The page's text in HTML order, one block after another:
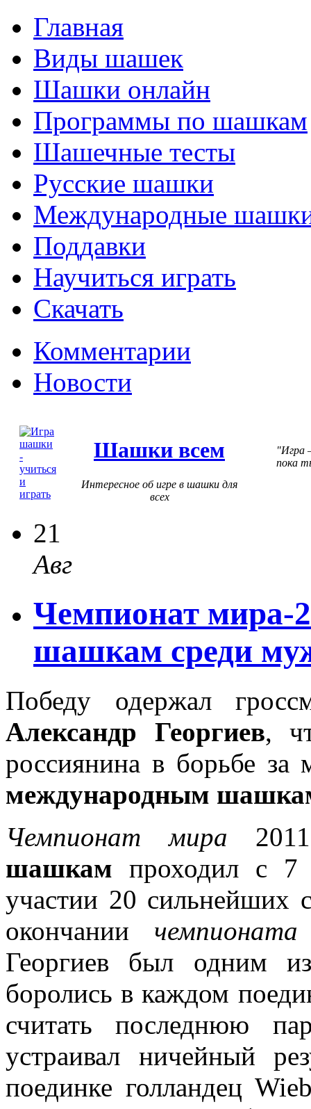
Главная
Виды шашек
Шашки онлайн
Программы по шашкам
Шашечные тесты
Русские шашки
Международные
Поддавки
Научиться играть
Скачать
Комментарии
Новости
Шашки всем
Интересное об игре в шашки для
всех
Игра
пока
21
Авг
Чемпионат мира-
шашкам среди
Победу одержал
Александр Георгиев,
россиянина в борьбе
международным
Чемпионат мира
шашкам проходил с
участии 20 сильнейших
окончании чемпионата
Георгиев был одним
боролись в каждом
считать последнюю
устраивал ничейный
поединке голландец